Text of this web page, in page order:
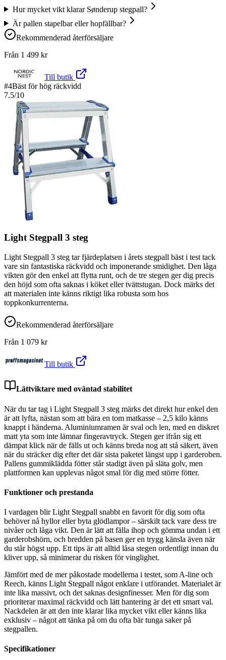
Hur mycket vikt klarar Sønderup stegpall?
Är pallen stapelbar eller hopfällbar?
Rekommenderad återförsäljare
Från 1 499 kr
Till butik
#4Bäst för hög räckvidd
7.5/10
Light Stegpall 3 steg
Light Stegpall 3 steg tar fjärdeplatsen i årets stegpall bäst i test tack
vare sin fantastiska räckvidd och imponerande smidighet. Den låga
vikten gör den enkel att flytta runt, och de tre stegen ger dig precis
den höjd som ofta saknas i köket eller tvättstugan. Dock märks det
att materialen inte känns riktigt lika robusta som hos
toppkonkurrenterna.
Rekommenderad återförsäljare
Från 1 079 kr
Till butik
Lättviktare med oväntad stabilitet
När du tar tag i Light Stegpall 3 steg märks det direkt hur enkel den
är att lyfta, nästan som att bära en tom matkasse – 2,5 kilo känns
knappt i händerna. Aluminiumramen är sval och len, med en diskret
matt yta som inte lämnar fingeravtryck. Stegen ger ifrån sig ett
dämpat klick när de fälls ut och känns breda nog att stå säkert, även
när du sträcker dig efter det där sista paketet längst upp i garderoben.
Pallens gummiklädda fötter står stadigt även på släta golv, men
plattformen kan upplevas något smal för dig med större fötter.
Funktioner och prestanda
I vardagen blir Light Stegpall snabbt en favorit för dig som ofta
behöver nå hyllor eller byta glödlampor – särskilt tack vare dess tre
nivåer och låga vikt. Den är lätt att fälla ihop och gömma undan i ett
garderobshörn, och bredden på basen ger en trygg känsla även när
du står högst upp. Ett tips är att alltid låsa stegen ordentligt innan du
kliver upp, så minimerar du risken för vinglighet.
Jämfört med de mer påkostade modellerna i testet, som A-line och
Reech, känns Light Stegpall något enklare i utförandet. Materialet är
inte lika massivt, och det saknas designfinesser. Men för dig som
prioriterar maximal räckvidd och lätt hantering är det ett smart val.
Nackdelen är att den inte klarar lika mycket vikt eller känns lika
exklusiv – något att tänka på om du ofta bär tunga saker på
stegpallen.
Specifikationer